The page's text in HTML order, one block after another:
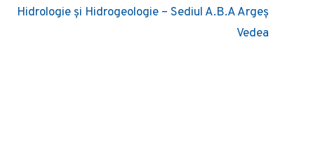
Hidrologie și Hidrogeologie – Sediul A.B.A Argeș
Vedea